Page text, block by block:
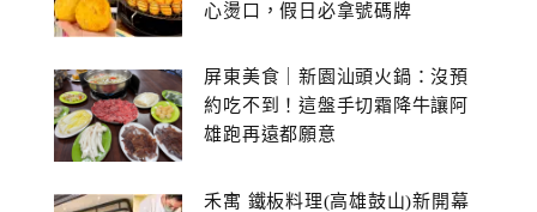
心燙口，假日必拿號碼牌
屏東美食｜新園汕頭火鍋：沒預
約吃不到！這盤手切霜降牛讓阿
雄跑再遠都願意
禾寓 鐵板料理(高雄鼓山)新開幕